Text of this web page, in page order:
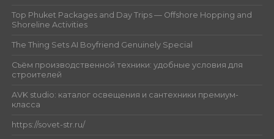
Top Phuket Packages and Day Trips — Offshore Hopping and
Shoreline Activities
The Thing Sets AI Boyfriend Genuinely Special
Съём производственной техники: удобные условия для
строителей
AVK studio: каталог освещения и сантехники премиум-
класса
https://sovet-str.ru/